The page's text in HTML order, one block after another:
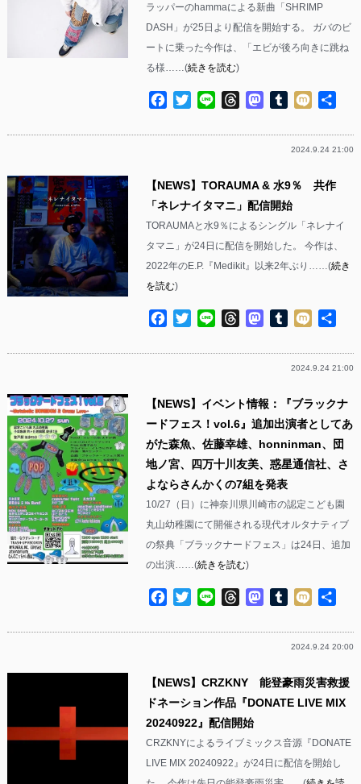
ラッパーのhammaによる新曲「SHRIMP
DASH」が25日より配信を開始する。 ガバのビ
ートに乗った今作は、「エビが後ろ向きに跳ね
る様……(続きを読む)
Facebook
TwitterLine ThreadsMastodon
Tumblr
Mixi
2024.9.24 21:00
【NEWS】TORAUMA & 水9％ 共作
「ネレナイタマニ」配信開始
TORAUMAと水9％によるシングル「ネレナイ
タマニ」が24日に配信を開始した。 今作は、
2022年のE.P.『Medikit』以来2年ぶり……(続き
を読む)
Facebook
TwitterLine ThreadsMastodon
Tumblr
Mixi
2024.9.24 21:00
【NEWS】イベント情報：『ブラックナ
ードフェス！vol.6』追加出演者としてあ
がた森魚、佐藤幸雄、honninman、団
地ノ宮、四万十川友美、惑星通信社、さ
よならさんかくの7組を発表
10/27（日）に神奈川県川崎市の認定こども園
丸山幼稚園にて開催される現代オルタナティブ
の祭典「ブラックナードフェス」は24日、追加
の出演……(続きを読む)
Facebook
TwitterLine ThreadsMastodon
Tumblr
Mixi
2024.9.24 20:00
【NEWS】CRZKNY 能登豪雨災害救援
ドネーション作品『DONATE LIVE MIX
20240922』配信開始
CRZKNYによるライブミックス音源『DONATE
LIVE MIX 20240922』が24日に配信を開始し